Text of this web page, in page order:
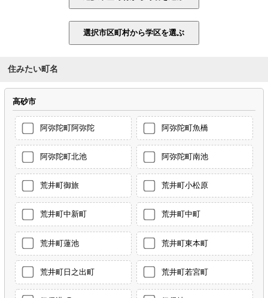
住みたい町名
高砂市
阿弥陀町阿弥陀 阿弥陀町魚橋
阿弥陀町北池 阿弥陀町南池
荒井町御旅 荒井町小松原
荒井町中新町 荒井町中町
荒井町蓮池 荒井町東本町
荒井町日之出町 荒井町若宮町